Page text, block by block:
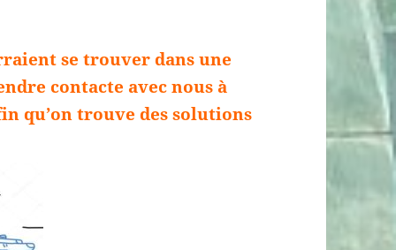
se trouver dans une
contacte avec nous à
qu’on trouve des solutions